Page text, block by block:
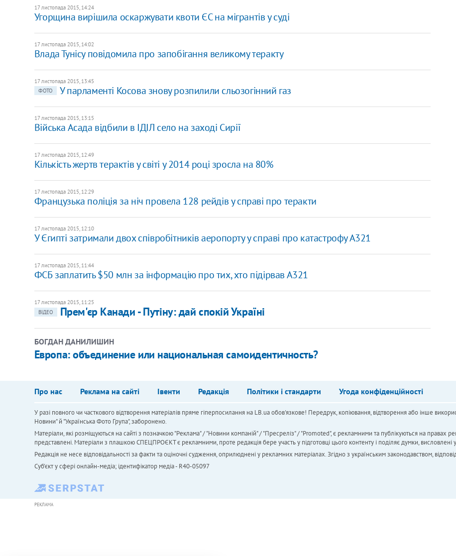
17 листопада 2015, 14:24
Угорщина вирішила оскаржувати квоти ЄС на мігрантів у суді
17 листопада 2015, 14:02
Влада Тунісу повідомила про запобігання великому теракту
17 листопада 2015, 13:45
ФОТО
У парламенті Косова знову розпилили сльозогінний газ
17 листопада 2015, 13:15
Війська Асада відбили в ІДІЛ село на заході Сирії
17 листопада 2015, 12:49
Кількість жертв терактів у світі у 2014 році зросла на 80%
17 листопада 2015, 12:29
Французька поліція за ніч провела 128 рейдів у справі про теракти
17 листопада 2015, 12:10
У Єгипті затримали двох співробітників аеропорту у справі про катастрофу А321
17 листопада 2015, 11:44
ФСБ заплатить $50 млн за інформацію про тих, хто підірвав А321
17 листопада 2015, 11:25
ВІДЕО
Прем'єр Канади - Путіну: дай спокій Україні
БОГДАН ДАНИЛИШИН
Европа: объединение или национальная самоидентичность?
Про нас Реклама на сайті Івенти Редакція Політики і стандарти Угода конфіденційності
У разі повного чи часткового відтворення матеріалів пряме гіперпосилання на LB.ua обов'язкове! Передрук, копіювання, відтворення або інше
Новини" й "Українська Фото Група", заборонено.
Матеріали, які розміщуються на сайті з позначкою "Реклама" / "Новини компаній" / "Пресреліз" / "Promoted", є рекламними та публікуються на правах
представлені. Матеріали з плашкою СПЕЦПРОЄКТ є рекламними, проте редакція бере участь у підготовці цього контенту і поділяє думки, висловлені
Редакція не несе відповідальності за факти та оціночні судження, оприлюднені у рекламних матеріалах. Згідно з українським законодавством,
Cуб'єкт у сфері онлайн-медіа; ідентифікатор медіа - R40-05097
РЕКЛАМА